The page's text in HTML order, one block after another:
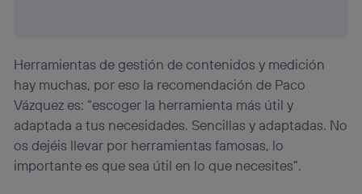
Herramientas de gestión de contenidos y medición
hay muchas, por eso la recomendación de Paco
Vázquez es: “escoger la herramienta más útil y
adaptada a tus necesidades. Sencillas y adaptadas. No
os dejéis llevar por herramientas famosas, lo
importante es que sea útil en lo que necesites”.